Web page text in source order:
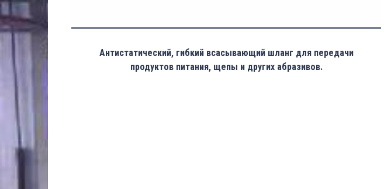
Антистатический, гибкий всасывающий шланг для передачи
продуктов питания, щепы и других абразивов.